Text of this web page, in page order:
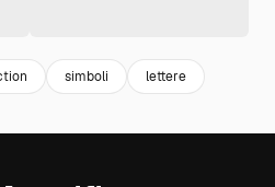
simboli lettere